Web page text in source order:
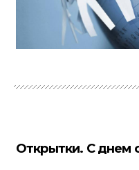
Открытки. С днем